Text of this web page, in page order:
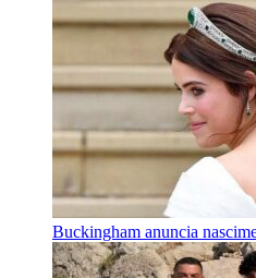
Buckingham anuncia